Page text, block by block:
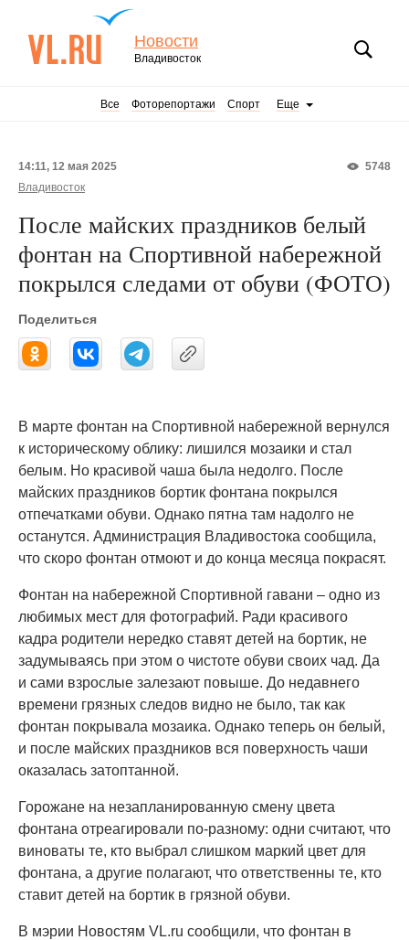
Новости
Владивосток
Все Фоторепортажи Спорт Еще
5748
14:11, 12 мая 2025
Владивосток
После майских праздников белый
фонтан на Спортивной набережной
покрылся следами от обуви (ФОТО)
Поделиться
В марте фонтан на Спортивной набережной вернулся
к историческому облику: лишился мозаики и стал
белым. Но красивой чаша была недолго. После
майских праздников бортик фонтана покрылся
отпечатками обуви. Однако пятна там надолго не
останутся. Администрация Владивостока сообщила,
что скоро фонтан отмоют и до конца месяца покрасят.
Фонтан на набережной Спортивной гавани – одно из
любимых мест для фотографий. Ради красивого
кадра родители нередко ставят детей на бортик, не
задумываясь при этом о чистоте обуви своих чад. Да
и сами взрослые залезают повыше. До недавнего
времени грязных следов видно не было, так как
фонтан покрывала мозаика. Однако теперь он белый,
и после майских праздников вся поверхность чаши
оказалась затоптанной.
Горожане на незапланированную смену цвета
фонтана отреагировали по-разному: одни считают, что
виноваты те, кто выбрал слишком маркий цвет для
фонтана, а другие полагают, что ответственны те, кто
ставит детей на бортик в грязной обуви.
В мэрии Новостям VL.ru сообщили, что фонтан в